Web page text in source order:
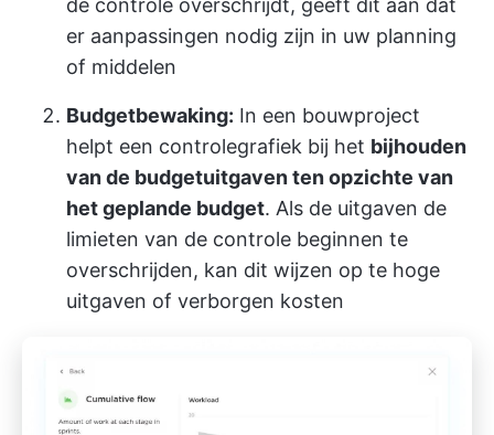
de controle overschrijdt, geeft dit aan dat
er aanpassingen nodig zijn in uw planning
of middelen
Budgetbewaking: In een bouwproject
helpt een controlegrafiek bij het bijhouden
van de budgetuitgaven ten opzichte van
het geplande budget. Als de uitgaven de
limieten van de controle beginnen te
overschrijden, kan dit wijzen op te hoge
uitgaven of verborgen kosten